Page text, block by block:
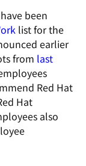
been
list for the
earlier
from last
Red Hat
Hat
also